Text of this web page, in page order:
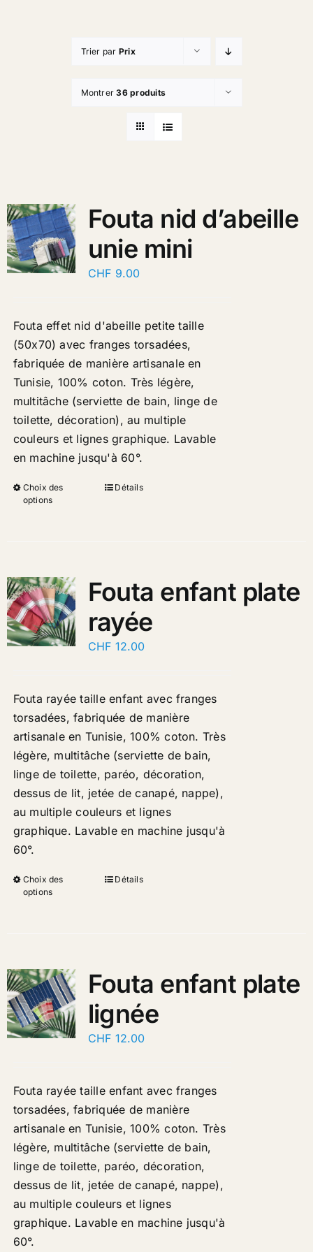
Trier par Prix
Montrer36 produits
Fouta nid d’abeille
unie mini
CHF 9.00
Fouta effet nid d'abeille petite taille
(50x70) avec franges torsadées,
fabriquée de manière artisanale en
Tunisie, 100% coton. Très légère,
multitâche (serviette de bain, linge de
toilette, décoration), au multiple
couleurs et lignes graphique. Lavable
en machine jusqu'à 60°.
Choix des
options
Détails
Fouta enfant plate
rayée
CHF 12.00
Fouta rayée taille enfant avec franges
torsadées, fabriquée de manière
artisanale en Tunisie, 100% coton. Très
légère, multitâche (serviette de bain,
linge de toilette, paréo, décoration,
dessus de lit, jetée de canapé, nappe),
au multiple couleurs et lignes
graphique. Lavable en machine jusqu'à
60°.
Choix des
options
Détails
Fouta enfant plate
lignée
CHF 12.00
Fouta rayée taille enfant avec franges
torsadées, fabriquée de manière
artisanale en Tunisie, 100% coton. Très
légère, multitâche (serviette de bain,
linge de toilette, paréo, décoration,
dessus de lit, jetée de canapé, nappe),
au multiple couleurs et lignes
graphique. Lavable en machine jusqu'à
60°.